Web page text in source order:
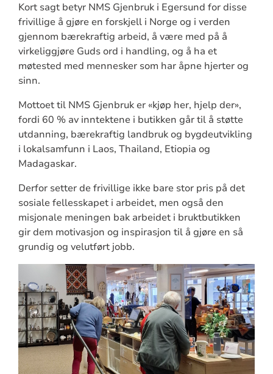
Kort sagt betyr NMS Gjenbruk i Egersund for disse
frivillige å gjøre en forskjell i Norge og i verden
gjennom bærekraftig arbeid, å være med på å
virkeliggjøre Guds ord i handling, og å ha et
møtested med mennesker som har åpne hjerter og
sinn.
Mottoet til NMS Gjenbruk er «kjøp her, hjelp der»,
fordi 60 % av inntektene i butikken går til å støtte
utdanning, bærekraftig landbruk og bygdeutvikling
i lokalsamfunn i Laos, Thailand, Etiopia og
Madagaskar.
Derfor setter de frivillige ikke bare stor pris på det
sosiale fellesskapet i arbeidet, men også den
misjonale meningen bak arbeidet i bruktbutikken
gir dem motivasjon og inspirasjon til å gjøre en så
grundig og velutført jobb.